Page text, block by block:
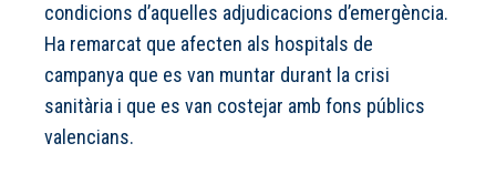
condicions d’aquelles adjudicacions d’emergència.
Ha remarcat que afecten als hospitals de
campanya que es van muntar durant la crisi
sanitària i que es van costejar amb fons públics
valencians.